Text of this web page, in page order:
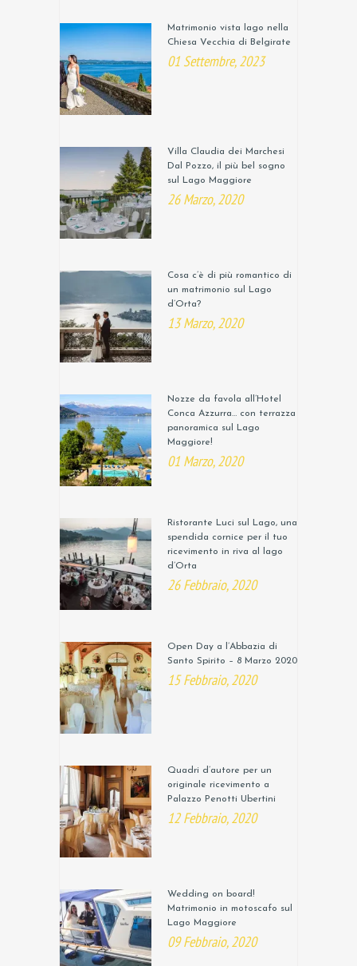
Matrimonio vista lago nella
Chiesa Vecchia di Belgirate
01 Settembre, 2023
Villa Claudia dei Marchesi
Dal Pozzo, il più bel sogno
sul Lago Maggiore
26 Marzo, 2020
Cosa c’è di più romantico di
un matrimonio sul Lago
d’Orta?
13 Marzo, 2020
Nozze da favola all’Hotel
Conca Azzurra… con terrazza
panoramica sul Lago
Maggiore!
01 Marzo, 2020
Ristorante Luci sul Lago, una
spendida cornice per il tuo
ricevimento in riva al lago
d’Orta
26 Febbraio, 2020
Open Day a l’Abbazia di
Santo Spirito – 8 Marzo 2020
15 Febbraio, 2020
Quadri d’autore per un
originale ricevimento a
Palazzo Penotti Ubertini
12 Febbraio, 2020
Wedding on board!
Matrimonio in motoscafo sul
Lago Maggiore
09 Febbraio, 2020